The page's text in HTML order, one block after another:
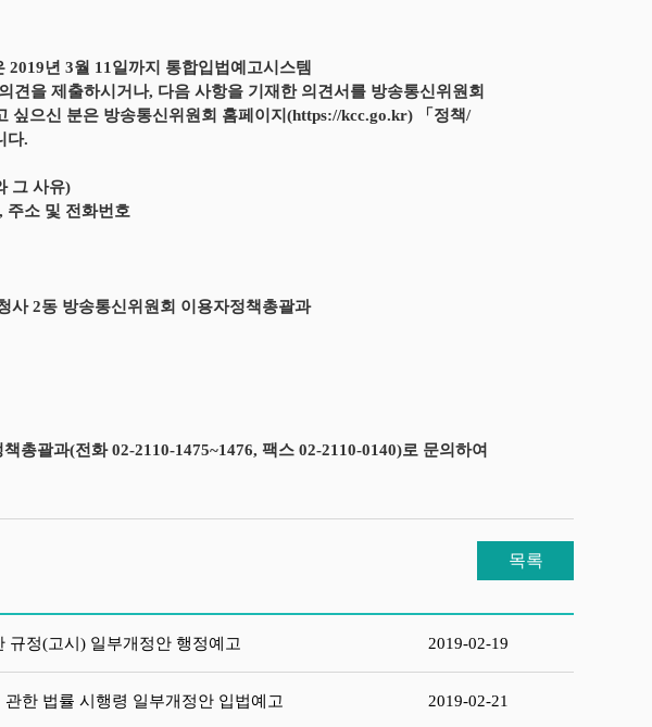
년 3월 11일까지 통합입법예고시스템
을 제출하시거나, 다음 사항을 기재한 의견서를 방송통신위원회
싶으신 분은 방송통신위원회 홈페이지(https://kcc.go.kr) 「정책/
다.
그 사유)
주소 및 전화번호
사 2동 방송통신위원회 이용자정책총괄과
총괄과(전화 02-2110-1475~1476, 팩스 02-2110-0140)로 문의하여
목록
규정(고시) 일부개정안 행정예고 2019-02-19
한 법률 시행령 일부개정안 입법예고 2019-02-21